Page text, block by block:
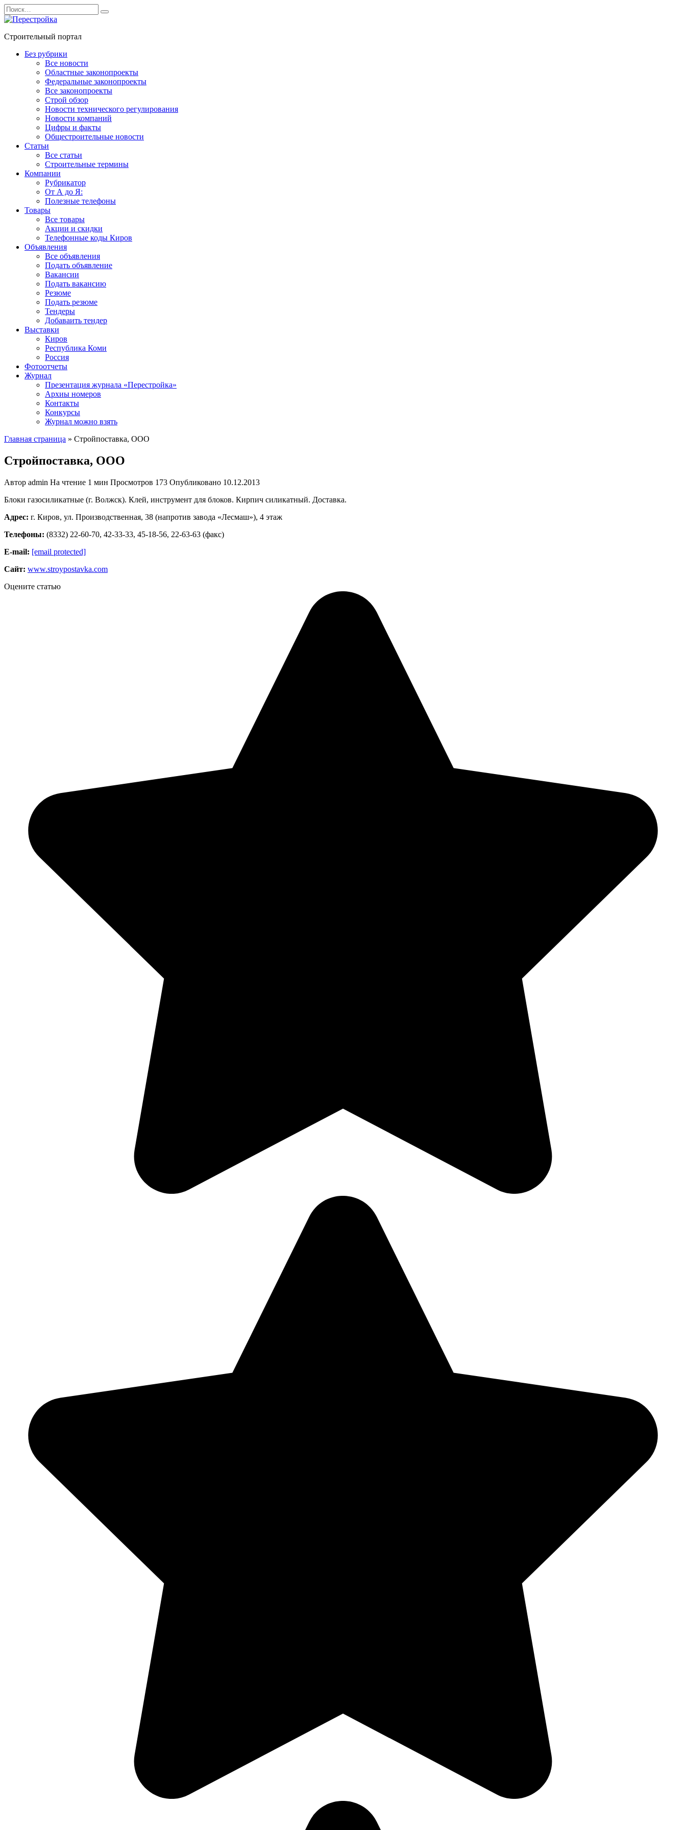
Перейти
к
содержанию
Search
for:
Строительный портал
Без рубрики
Все новости
Областные законопроекты
Федеральные законопроекты
Все законопроекты
Строй обзор
Новости технического регулирования
Новости компаний
Цифры и факты
Общестроительные новости
Статьи
Все статьи
Строительные термины
Компании
Рубрикатор
От А до Я:
Полезные телефоны
Товары
Все товары
Акции и скидки
Телефонные коды Киров
Объявления
Все объявления
Подать объявление
Вакансии
Подать вакансию
Резюме
Подать резюме
Тендеры
Добаваить тендер
Выставки
Киров
Республика Коми
Россия
Фотоотчеты
Журнал
Презентация журнала «Перестройка»
Архиы номеров
Контакты
Конкурсы
Журнал можно взять
Главная страница » Стройпоставка, ООО
Стройпоставка, ООО
Автор admin На чтение 1 мин Просмотров 173 Опубликовано 10.12.2013
Блоки газосиликатные (г. Волжск). Клей, инструмент для блоков. Кирпич силикатный. Доставка.
Адрес: г. Киров, ул. Производственная, 38 (напротив завода «Лесмаш»), 4 этаж
Телефоны: (8332) 22-60-70, 42-33-33, 45-18-56, 22-63-63 (факс)
Е-mail: [email protected]
Сайт: www.stroypostavka.com
Оцените статью